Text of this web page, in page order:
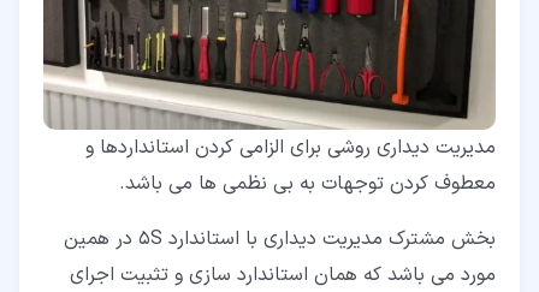
مدیریت دیداری روشی برای الزامی کردن استانداردها و
معطوف کردن توجهات به بی نظمی ها می باشد.
بخش مشترک مدیریت دیداری با استاندارد 5S در همین
مورد می باشد که همان استاندارد سازی و تثبیت اجرای